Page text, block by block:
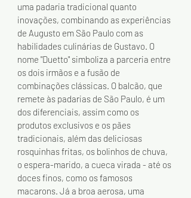
uma padaria tradicional quanto
inovações, combinando as experiências
de Augusto em São Paulo com as
habilidades culinárias de Gustavo. O
nome "Duetto" simboliza a parceria entre
os dois irmãos e a fusão de
combinações clássicas. O balcão, que
remete às padarias de São Paulo, é um
dos diferenciais, assim como os
produtos exclusivos e os pães
tradicionais, além das deliciosas
rosquinhas fritas, os bolinhos de chuva,
o espera-marido, a cueca virada - até os
doces finos, como os famosos
macarons. Já a broa aerosa, uma